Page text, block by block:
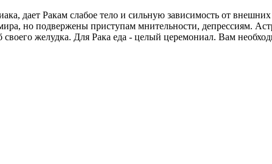
дает Ракам слабое тело и сильную зависимость от
но подвержены приступам мнительности, депрессиям.
желудка. Для Рака еда - целый церемониал. Вам